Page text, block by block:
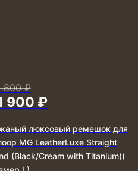
800 ₽
900 ₽
люксовый ремешок для
MG LeatherLuxe Straight
(Black/Cream with Titanium)(